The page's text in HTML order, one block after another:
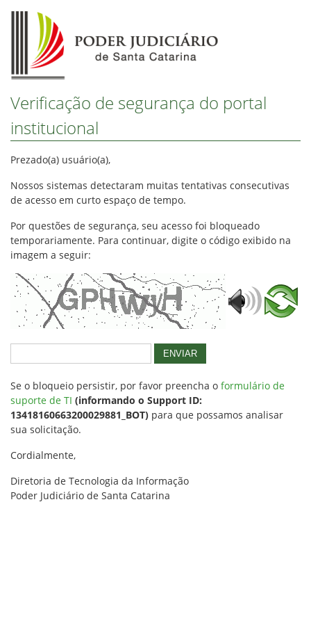
Verificação de segurança do portal
institucional
Prezado(a) usuário(a),
Nossos sistemas detectaram muitas tentativas consecutivas
de acesso em curto espaço de tempo.
Por questões de segurança, seu acesso foi bloqueado
temporariamente. Para continuar, digite o código exibido na
imagem a seguir:
ENVIAR
Se o bloqueio persistir, por favor preencha o formulário de
suporte de TI (informando o Support ID:
13418160663200029881_BOT) para que possamos analisar
sua solicitação.
Cordialmente,
Diretoria de Tecnologia da Informação
Poder Judiciário de Santa Catarina